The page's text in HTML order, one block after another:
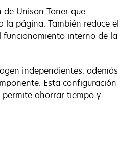
Unison Toner que
página. También reduce el
interno de la
independientes, además
Esta configuración
ahorrar tiempo y